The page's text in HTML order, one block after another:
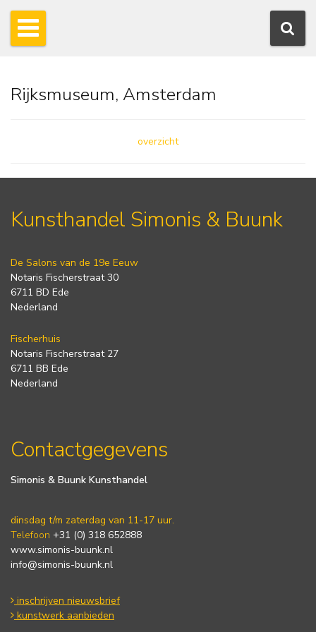
Rijksmuseum, Amsterdam
overzicht
Kunsthandel Simonis & Buunk
De Salons van de 19e Eeuw
Notaris Fischerstraat 30
6711 BD Ede
Nederland
Fischerhuis
Notaris Fischerstraat 27
6711 BB Ede
Nederland
Contactgegevens
Simonis & Buunk Kunsthandel
dinsdag t/m zaterdag van 11-17 uur.
Telefoon +31 (0) 318 652888
www.simonis-buunk.nl
info@simonis-buunk.nl
inschrijven nieuwsbrief
kunstwerk aanbieden